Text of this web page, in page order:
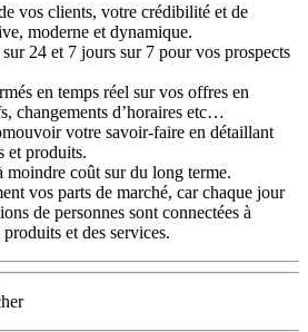
vos clients, votre crédibilité et de
moderne et dynamique.
24 et 7 jours sur 7 pour vos prospects
en temps réel sur vos offres en
changements d’horaires etc…
votre savoir-faire en détaillant
et produits.
coût sur du long terme.
vos parts de marché, car chaque jour
de personnes sont connectées à
et des services.